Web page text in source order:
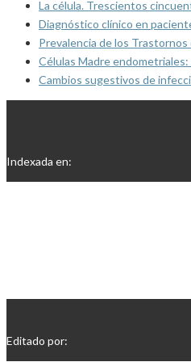
La célula. Trescientos
Diagnóstico clínico en
Prevalencia de los
Células Madre
Cambios sugestivos de
Indexada en:
Editado por: